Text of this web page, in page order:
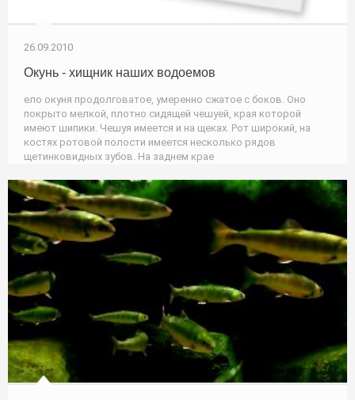
26.09.2010
Окунь - хищник наших водоемов
ело окуня продолговатое, умеренно сжатое с боков. Оно
покрыто мелкой, плотно сидящей чешуей, края которой
имеют шипики. Чешуя имеется и на щеках. Рот широкий, на
костях ротовой полости имеется несколько рядов
щетинковидных зубов. На заднем крае